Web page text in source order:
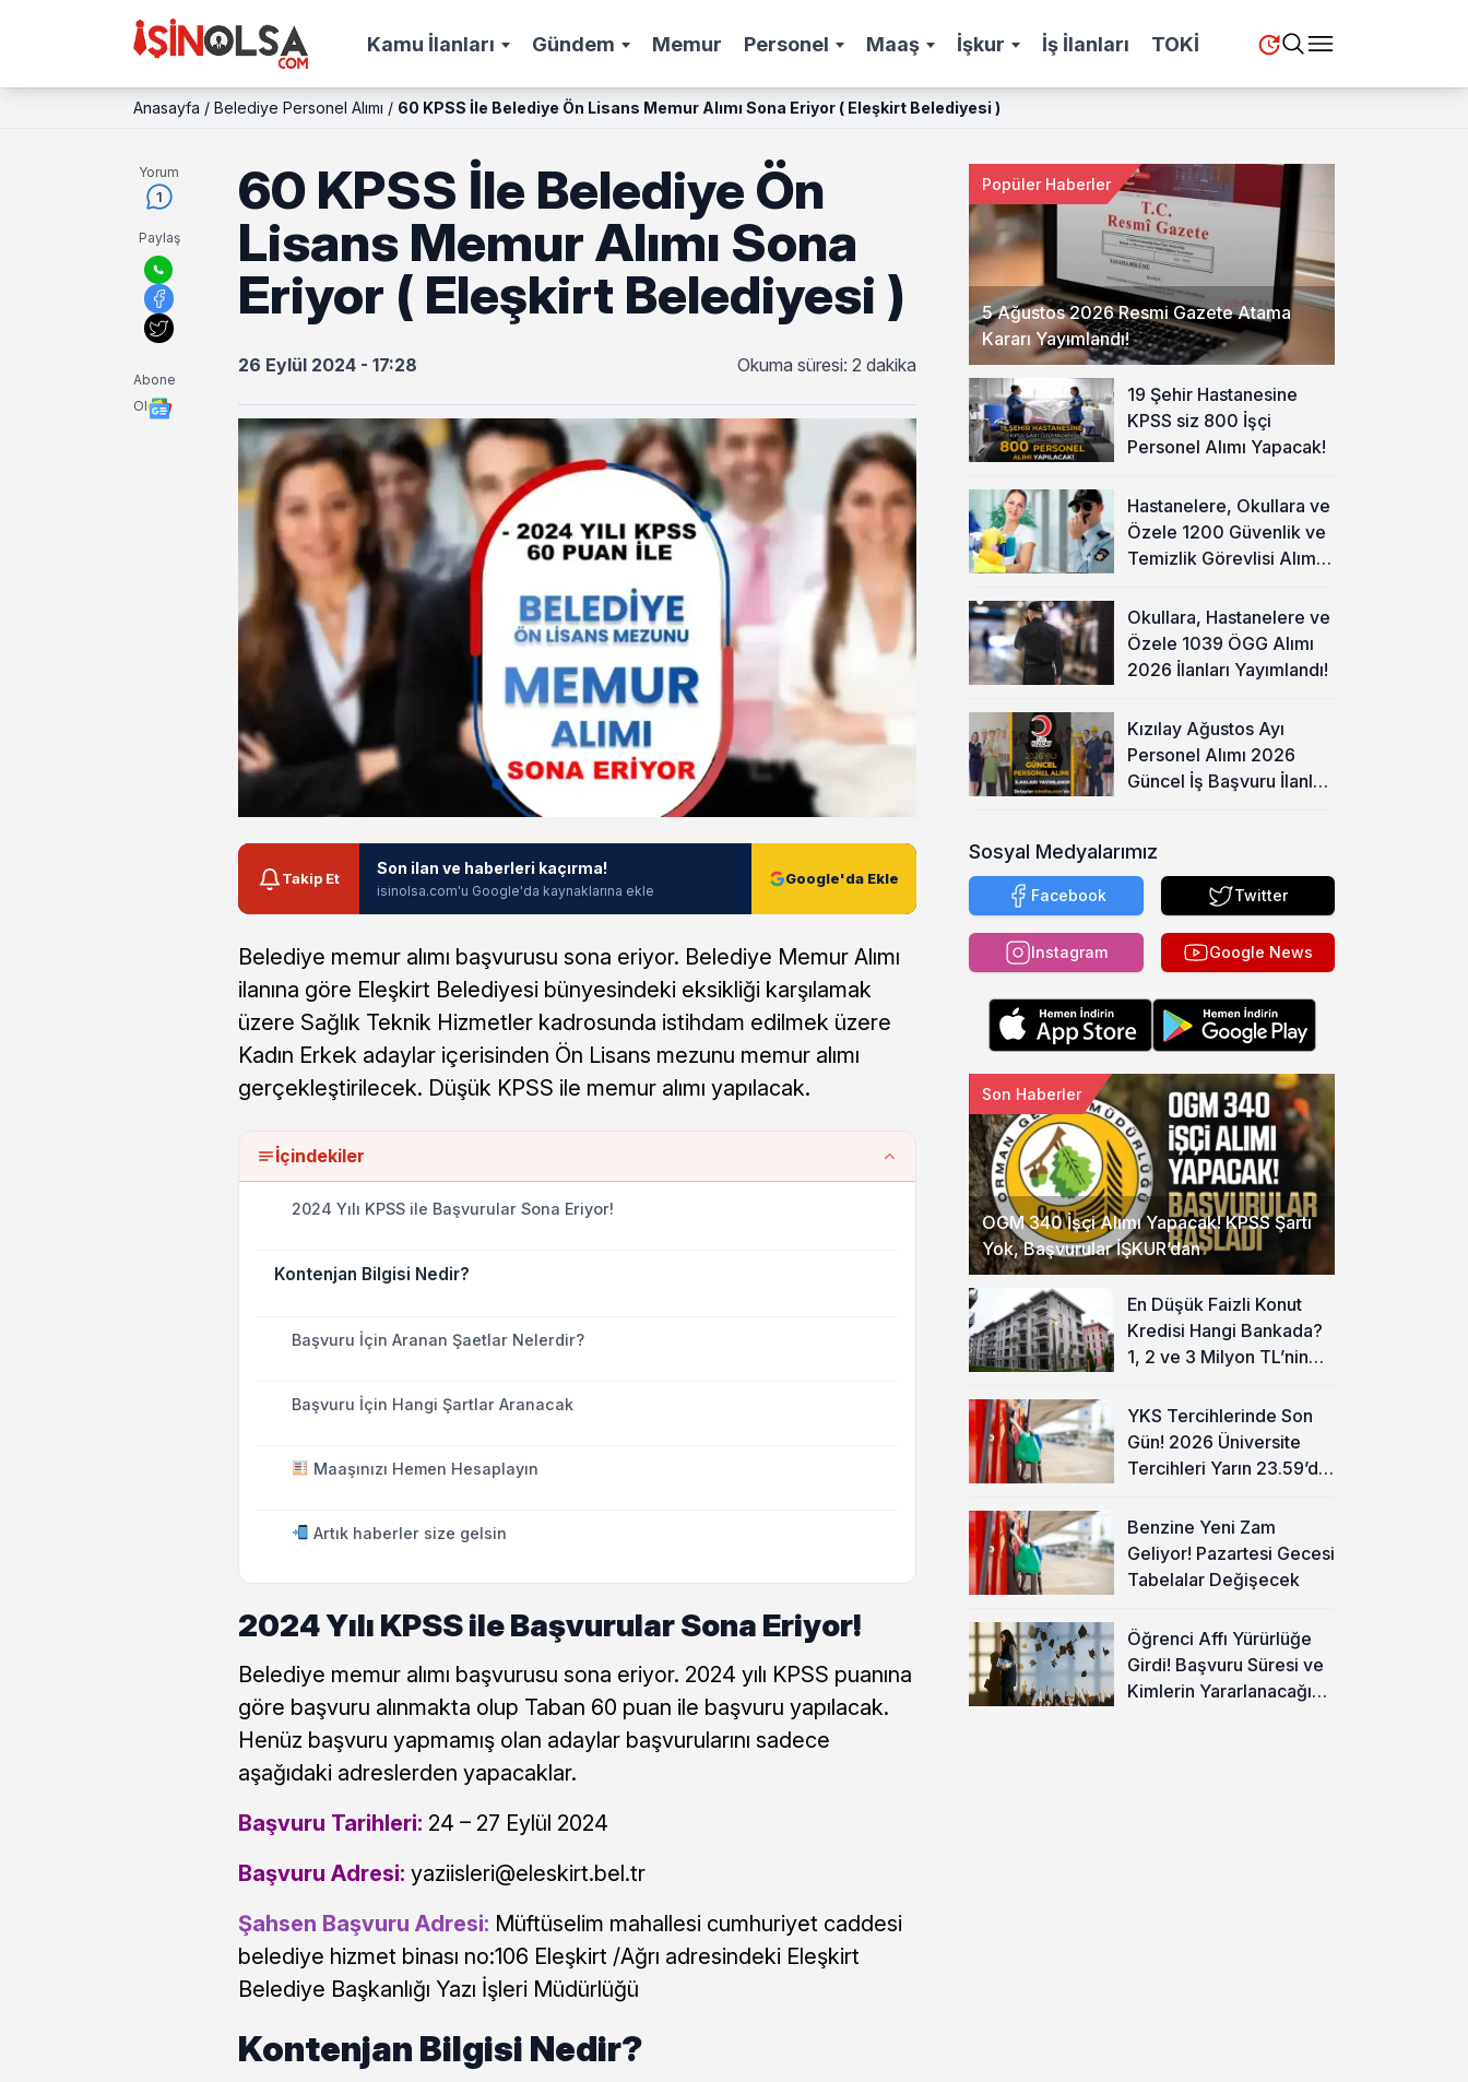
Kamu İlanları Gündem Memur Personel Maaş İşkur İş İlanları TOKİ
Anasayfa / Belediye Personel Alımı / 60 KPSS İle Belediye Ön Lisans Memur Alımı Sona Eriyor ( Eleşkirt Belediyesi )
Yorum
1
Paylaş
Abone
Ol
60 KPSS İle Belediye Ön
Lisans Memur Alımı Sona
Eriyor ( Eleşkirt Belediyesi )
26 Eylül 2024 - 17:28 Okuma süresi: 2 dakika
Takip Et
Son ilan ve haberleri kaçırma!
isinolsa.com'u Google'da kaynaklarına ekle
Google'da Ekle
Belediye memur alımı başvurusu sona eriyor. Belediye Memur Alımı
ilanına göre Eleşkirt Belediyesi bünyesindeki eksikliği karşılamak
üzere Sağlık Teknik Hizmetler kadrosunda istihdam edilmek üzere
Kadın Erkek adaylar içerisinden Ön Lisans mezunu memur alımı
gerçekleştirilecek. Düşük KPSS ile memur alımı yapılacak.
İçindekiler
2024 Yılı KPSS ile Başvurular Sona Eriyor!
Kontenjan Bilgisi Nedir?
Başvuru İçin Aranan Şaetlar Nelerdir?
Başvuru İçin Hangi Şartlar Aranacak
Maaşınızı Hemen Hesaplayın
Artık haberler size gelsin
2024 Yılı KPSS ile Başvurular Sona Eriyor!
Belediye memur alımı başvurusu sona eriyor. 2024 yılı KPSS puanına
göre başvuru alınmakta olup Taban 60 puan ile başvuru yapılacak.
Henüz başvuru yapmamış olan adaylar başvurularını sadece
aşağıdaki adreslerden yapacaklar.
Başvuru Tarihleri: 24 – 27 Eylül 2024
Başvuru Adresi: yaziisleri@eleskirt.bel.tr
Şahsen Başvuru Adresi: Müftüselim mahallesi cumhuriyet caddesi
belediye hizmet binası no:106 Eleşkirt /Ağrı adresindeki Eleşkirt
Belediye Başkanlığı Yazı İşleri Müdürlüğü
Kontenjan Bilgisi Nedir?
5 Ağustos 2026 Resmi Gazete Atama
Kararı Yayımlandı!
Popüler Haberler
19 Şehir Hastanesine
KPSS siz 800 İşçi
Personel Alımı Yapacak!
Hastanelere, Okullara ve
Özele 1200 Güvenlik ve
Temizlik Görevlisi Alımı
Okullara, Hastanelere ve
Özele 1039 ÖGG Alımı
2026 İlanları Yayımlandı!
Kızılay Ağustos Ayı
Personel Alımı 2026
Güncel İş Başvuru İlanları
Sosyal Medyalarımız
Facebook Twitter
Instagram Google News
OGM 340 İşçi Alımı Yapacak! KPSS Şartı
Yok, Başvurular İŞKUR’dan
Son Haberler
En Düşük Faizli Konut
Kredisi Hangi Bankada?
1, 2 ve 3 Milyon TL’nin
YKS Tercihlerinde Son
Gün! 2026 Üniversite
Tercihleri Yarın 23.59’da
Benzine Yeni Zam
Geliyor! Pazartesi Gecesi
Tabelalar Değişecek
Öğrenci Affı Yürürlüğe
Girdi! Başvuru Süresi ve
Kimlerin Yararlanacağı